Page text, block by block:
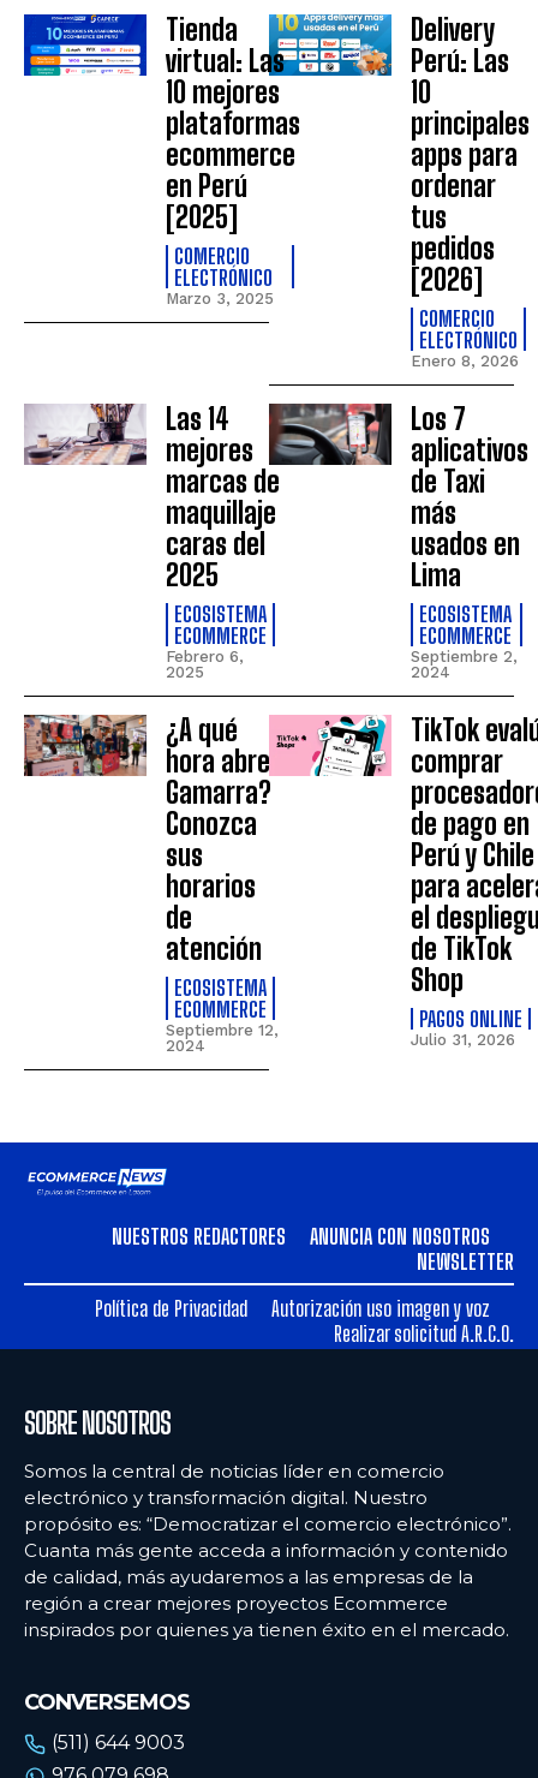
Tienda
virtual: Las
10 mejores
plataformas
ecommerce
en Perú
[2025]
COMERCIO
ELECTRÓNICO
Marzo 3, 2025
Delivery
Perú: Las
10
principales
apps para
ordenar
tus
pedidos
[2026]
COMERCIO
ELECTRÓNICO
Enero 8, 2026
Las 14
mejores
marcas de
maquillaje
caras del
2025
ECOSISTEMA
ECOMMERCE
Febrero 6,
2025
Los 7
aplicativos
de Taxi
más
usados en
Lima
ECOSISTEMA
ECOMMERCE
Septiembre 2,
2024
¿A qué
hora abre
Gamarra?
Conozca
sus
horarios
de
atención
ECOSISTEMA
ECOMMERCE
Septiembre 12,
2024
TikTok
comprar
de pago en
Perú y Chile
para
el
de TikTok
Shop
PAGOS ONLINE
Julio 31, 2026
NUESTROS REDACTORES
ANUNCIA CON NOSOTROS
NEWSLETTER
Política de Privacidad
Autorización uso imagen y voz
Realizar solicitud A.R.C.O.
SOBRE NOSOTROS
Somos la central de noticias líder en comercio
electrónico y transformación digital. Nuestro
propósito es: “Democratizar el comercio electrónico”.
Cuanta más gente acceda a información y contenido
de calidad, más ayudaremos a las empresas de la
región a crear mejores proyectos Ecommerce
inspirados por quienes ya tienen éxito en el mercado.
CONVERSEMOS
(511) 644 9003